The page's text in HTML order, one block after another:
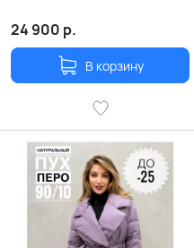
24 900 р.
В корзину